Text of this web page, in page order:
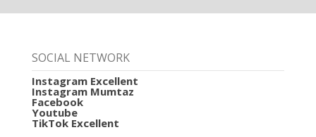
SOCIAL NETWORK
Instagram Excellent
Instagram Mumtaz
Facebook
Youtube
TikTok Excellent